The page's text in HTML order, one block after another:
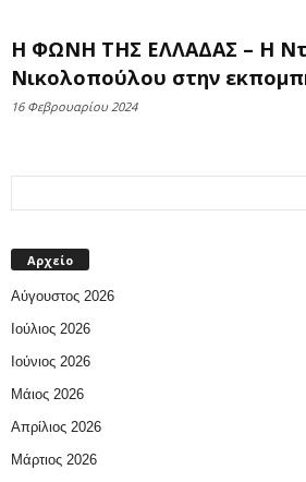
Η ΦΩΝΗ ΤΗΣ ΕΛΛΑΔΑΣ – Η
Νικολοπούλου στην
16 Φεβρουαρίου 2024
Αρχείο
Αύγουστος 2026
Ιούλιος 2026
Ιούνιος 2026
Μάιος 2026
Απρίλιος 2026
Μάρτιος 2026